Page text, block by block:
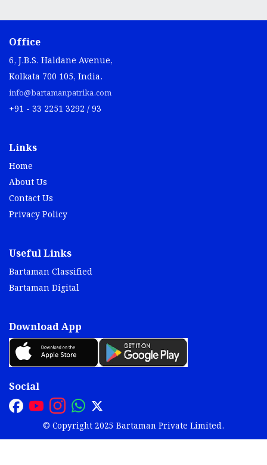
Office
6, J.B.S. Haldane Avenue,
Kolkata 700 105, India.
info@bartamanpatrika.com
+91 - 33 2251 3292 / 93
Links
Home
About Us
Contact Us
Privacy Policy
Useful Links
Bartaman Classified
Bartaman Digital
Download App
Social
© Copyright 2025 Bartaman Private Limited.